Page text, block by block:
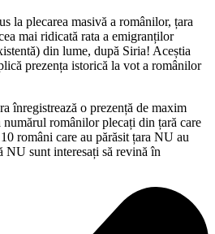
la plecarea masivă a românilor, țara
mai ridicată rata a emigranților
din lume, după Siria! Aceștia
prezența istorică la vot a românilor
înregistrează o prezență de maxim
românilor plecați din țară care
români care au părăsit țara NU au
sunt interesați să revină în